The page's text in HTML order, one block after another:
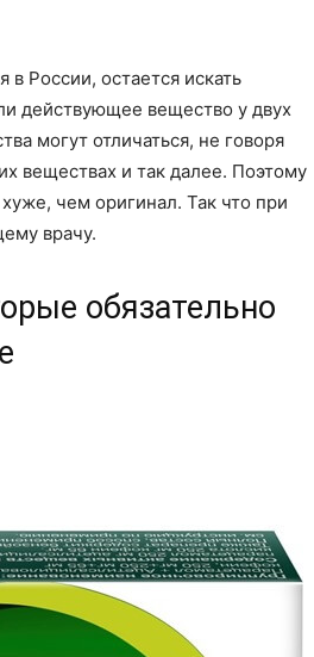
России, остается искать
действующее вещество у двух
могут отличаться, не говоря
веществах и так далее. Поэтому
чем оригинал. Так что при
врачу.
обязательно